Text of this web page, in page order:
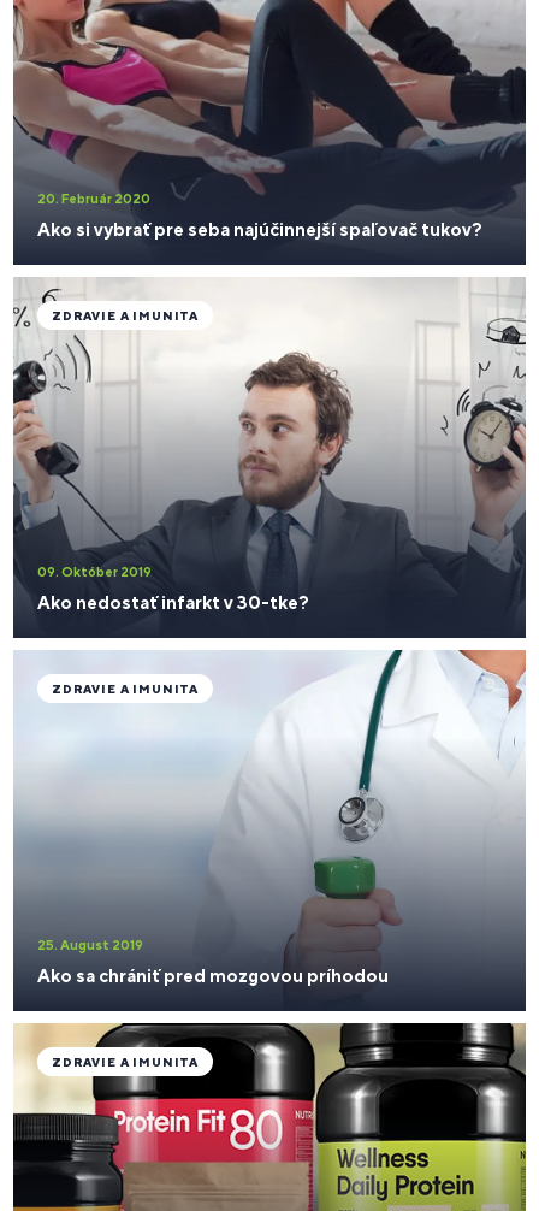
20. Február 2020
Ako si vybrať pre seba najúčinnejší spaľovač tukov?
09. Október 2019
Ako nedostať infarkt v 30-tke?
ZDRAVIE A IMUNITA
25. August 2019
Ako sa chrániť pred mozgovou príhodou
ZDRAVIE A IMUNITA
ZDRAVIE A IMUNITA